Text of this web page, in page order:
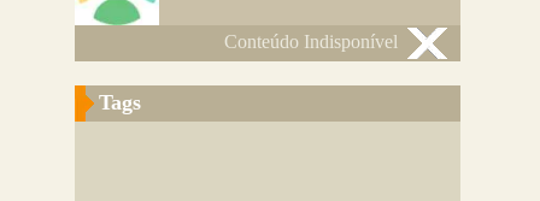
Conteúdo Indisponível
Tags